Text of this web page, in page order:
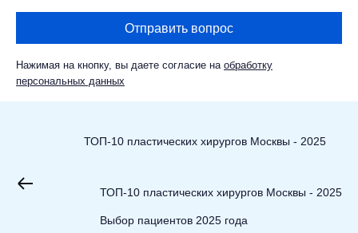
Отправить вопрос
Нажимая на кнопку, вы даете согласие на обработку
персональных данных
ТОП-10 пластических хирургов Москвы - 2025
ТОП-10 пластических хирургов Москвы - 2025
Выбор пациентов 2025 года